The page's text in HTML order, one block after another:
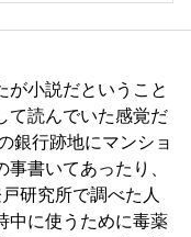
が小説だということ
て読んでいた感覚だ
銀行跡地にマンショ
書いてあったり、
研究所で調べた人
中に使うために毒薬